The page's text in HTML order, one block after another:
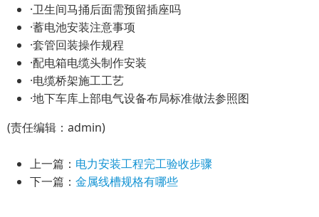
·卫生间马捅后面需预留插座吗
·蓄电池安装注意事项
·套管回装操作规程
·配电箱电缆头制作安装
·电缆桥架施工工艺
·地下车库上部电气设备布局标准做法参照图
(责任编辑：admin)
上一篇： 电力安装工程完工验收步骤
下一篇： 金属线槽规格有哪些